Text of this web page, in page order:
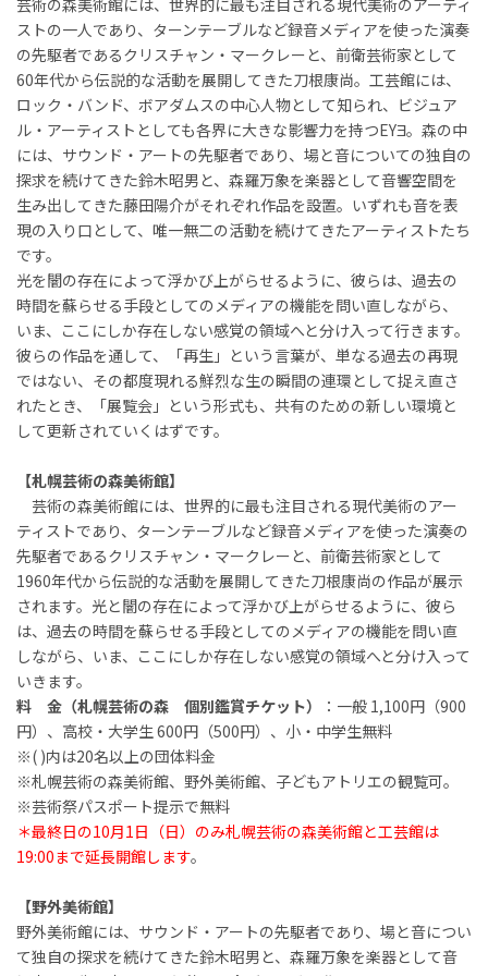
ストの一人であり、ターンテーブルなど録音メディアを使った演奏
の先駆者であるクリスチャン・マークレーと、前衛芸術家として
60年代から伝説的な活動を展開してきた刀根康尚。工芸館には、
ロック・バンド、ボアダムスの中心人物として知られ、ビジュア
ル・アーティストとしても各界に大きな影響力を持つEYƎ。森の中
には、サウンド・アートの先駆者であり、場と音についての独自の
探求を続けてきた鈴木昭男と、森羅万象を楽器として音響空間を
生み出してきた藤田陽介がそれぞれ作品を設置。いずれも音を表
現の入り口として、唯一無二の活動を続けてきたアーティストたち
です。
光を闇の存在によって浮かび上がらせるように、彼らは、過去の
時間を蘇らせる手段としてのメディアの機能を問い直しながら、
いま、ここにしか存在しない感覚の領域へと分け入って行きます。
彼らの作品を通して、「再生」という言葉が、単なる過去の再現
ではない、その都度現れる鮮烈な生の瞬間の連環として捉え直さ
れたとき、「展覧会」という形式も、共有のための新しい環境と
して更新されていくはずです。
【札幌芸術の森美術館】
芸術の森美術館には、世界的に最も注目される現代美術のアー
ティストであり、ターンテーブルなど録音メディアを使った演奏の
先駆者であるクリスチャン・マークレーと、前衛芸術家として
1960年代から伝説的な活動を展開してきた刀根康尚の作品が展示
されます。光と闇の存在によって浮かび上がらせるように、彼ら
は、過去の時間を蘇らせる手段としてのメディアの機能を問い直
しながら、いま、ここにしか存在しない感覚の領域へと分け入って
いきます。
料 金（札幌芸術の森 個別鑑賞チケット）
： 一般 1,100円（900
円）、 高校・大学生 600円（500円）、小・中学生無料
※( )内は20名以上の団体料金
※札幌芸術の森美術館、野外美術館、子どもアトリエの観覧可。
※芸術祭パスポート提示で無料
＊最終日の10月1日（日）のみ札幌芸術の森美術館と工芸館は
19:00まで延長開館します。
【野外美術館】
野外美術館には、サウンド・アートの先駆者であり、場と音につい
て独自の探求を続けてきた鈴木昭男と、森羅万象を楽器として音